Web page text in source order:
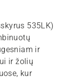
535LK)
ir
ir žolių
kur